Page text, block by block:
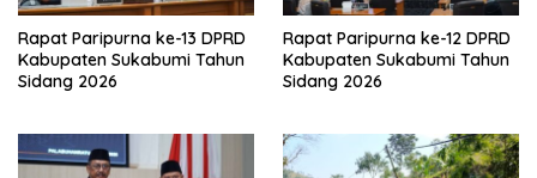
Rapat Paripurna ke-13 DPRD
Kabupaten Sukabumi Tahun
Sidang 2026
Rapat Paripurna ke-12 DPRD
Kabupaten Sukabumi Tahun
Sidang 2026